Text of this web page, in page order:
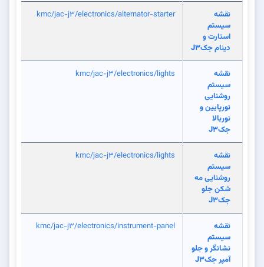
نقشه
سیستم
استارت و
دینام جکJ3
kmc/jac-j3/electronics/alternator-starter
نقشه
سیستم
روشنایی
نورپایین و
نوربالا
جکJ3
kmc/jac-j3/electronics/lights
نقشه
سیستم
روشنایی مه
شکن جلو
جکJ3
kmc/jac-j3/electronics/lights
نقشه
سیستم
نشانگر و جلو
آمپر جکJ3
kmc/jac-j3/electronics/instrument-panel